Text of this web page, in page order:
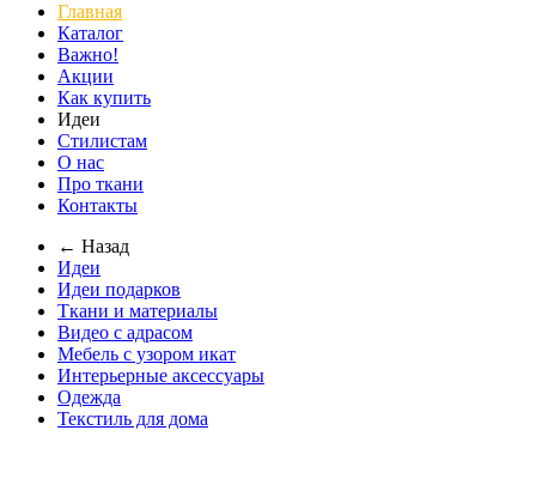
Главная
Каталог
Важно!
Акции
Как купить
Идеи
Стилистам
О нас
Про ткани
Контакты
← Назад
Идеи
Идеи подарков
Ткани и материалы
Видео с адрасом
Мебель с узором икат
Интерьерные аксессуары
Одежда
Текстиль для дома